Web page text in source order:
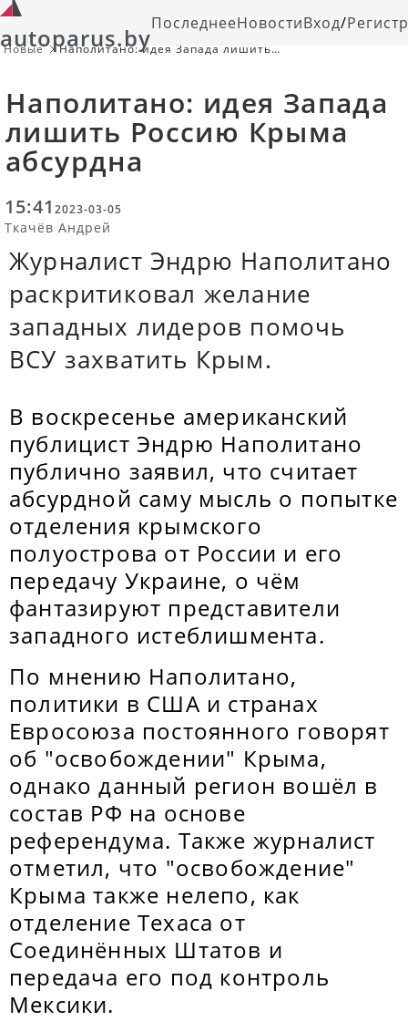
autoparus.byПоследнееНовостиВход/
Новые
Наполитано: идея Запада лишить
Наполитано: идея Запада
лишить Россию Крыма
абсурдна
15:41 2023-03-05
Ткачёв Андрей
Журналист Эндрю Наполитано
раскритиковал желание
западных лидеров помочь
ВСУ захватить Крым.
В воскресенье американский
публицист Эндрю Наполитано
публично заявил, что считает
абсурдной саму мысль о попытке
отделения крымского
полуострова от России и его
передачу Украине, о чём
фантазируют представители
западного истеблишмента.
По мнению Наполитано,
политики в США и странах
Евросоюза постоянного говорят
об "освобождении" Крыма,
однако данный регион вошёл в
состав РФ на основе
референдума. Также журналист
отметил, что "освобождение"
Крыма также нелепо, как
отделение Техаса от
Соединённых Штатов и
передача его под контроль
Мексики.